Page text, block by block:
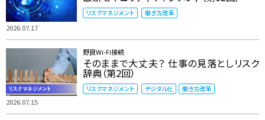
2026.07.17
リスクマネジメント 働き方改革
2026.07.15
野良Wi-Fi接続
そのままで大丈夫？ 仕事の見落としリスク
辞典（第2回）
リスクマネジメント デジタル化 働き方改革